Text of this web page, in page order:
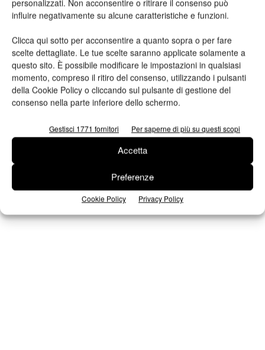
personalizzati. Non acconsentire o ritirare il consenso può
influire negativamente su alcune caratteristiche e funzioni.
Clicca qui sotto per acconsentire a quanto sopra o per fare
scelte dettagliate. Le tue scelte saranno applicate solamente a
questo sito. È possibile modificare le impostazioni in qualsiasi
momento, compreso il ritiro del consenso, utilizzando i pulsanti
della Cookie Policy o cliccando sul pulsante di gestione del
consenso nella parte inferiore dello schermo.
Gestisci 1771 fornitori Per saperne di più su questi scopi
Accetta
Preferenze
Cookie Policy Privacy Policy
n.2 - Giugno 2026 n.1 - Maggio 2026 n.6 - Dicembre 2025
Iscriviti alla newsletter